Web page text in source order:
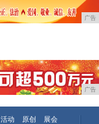
广告
广告
活动 原创
展会